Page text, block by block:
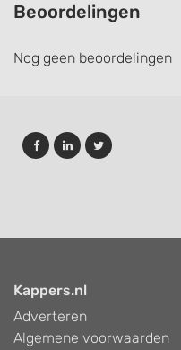
Beoordelingen
Nog geen beoordelingen
Kappers.nl
Adverteren
Algemene voorwaarden